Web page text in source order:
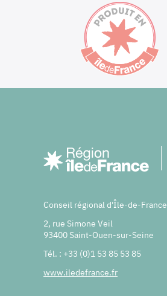
Conseil régional d'Île-de-France
2, rue Simone Veil
93400 Saint-Ouen-sur-Seine
Tél. : +33 (0)1 53 85 53 85
www.iledefrance.fr